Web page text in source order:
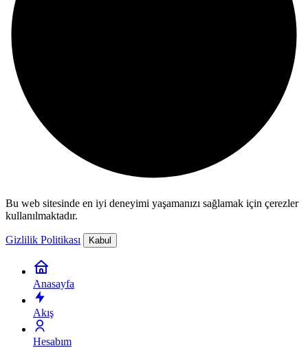
Bu web sitesinde en iyi deneyimi yaşamanızı sağlamak için çerezler
kullanılmaktadır.
Gizlilik Politikası Kabul
Anasayfa
Akış
Hesabım